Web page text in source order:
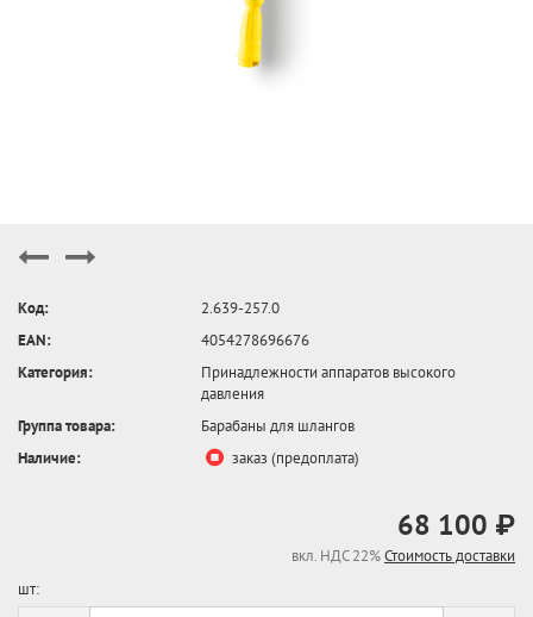
Код:
2.639-257.0
EAN:
4054278696676
Категория:
Принадлежности аппаратов высокого
давления
Группа товара:
Барабаны для шлангов
Наличие:
заказ (предоплата)
68 100 ₽
вкл. НДС 22%Стоимость доставки
шт: